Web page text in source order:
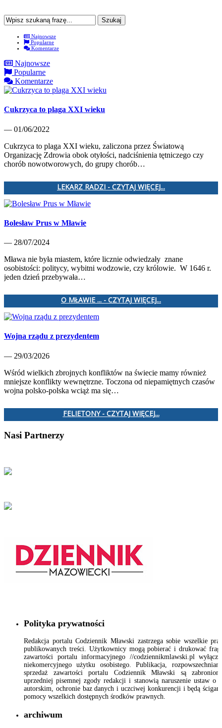
Najnowsze
Popularne
Komentarze
Najnowsze
Popularne
Komentarze
Cukrzyca to plaga XXI wieku
— 01/06/2022
Cukrzyca to plaga XXI wieku, zaliczona przez Światową
Organizację Zdrowia obok otyłości, nadciśnienia tętniczego czy
chorób nowotworowych, do grupy chorób…
LEKARZ RADZI - CZYTAJ WIĘCEJ...
Bolesław Prus w Mławie
— 28/07/2024
Mława nie była miastem, które licznie odwiedzały znane
osobistości: politycy, wybitni wodzowie, czy królowie. W 1646 r.
jeden dzień przebywała…
O MŁAWIE ... - CZYTAJ WIĘCEJ...
Wojna rządu z prezydentem
— 29/03/2026
Wśród wielkich zbrojnych konfliktów na świecie mamy również
mniejsze konflikty wewnętrzne. Toczona od niepamiętnych czasów
wojna polsko-polska wciąż ma się…
FELIETONY - CZYTAJ WIĘCEJ...
Nasi Partnerzy
Polityka prywatności
Redakcja portalu Codziennik Mławski zastrzega sobie wszelkie
publikowanych treści. Użytkownicy mogą pobierać i drukować
zawartości portalu informacyjnego //codziennikmlawski.pl
niekomercyjnego użytku osobistego. Publikacja,
sprzedaż zawartości portalu Codziennik Mławski są
uprzedniej pisemnej zgody redakcji i stanowią naruszenie ustaw o
autorskim, ochronie baz danych i uczciwej konkurencji i będą
pomocy wszelkich dostępnych środków prawnych.
archiwum